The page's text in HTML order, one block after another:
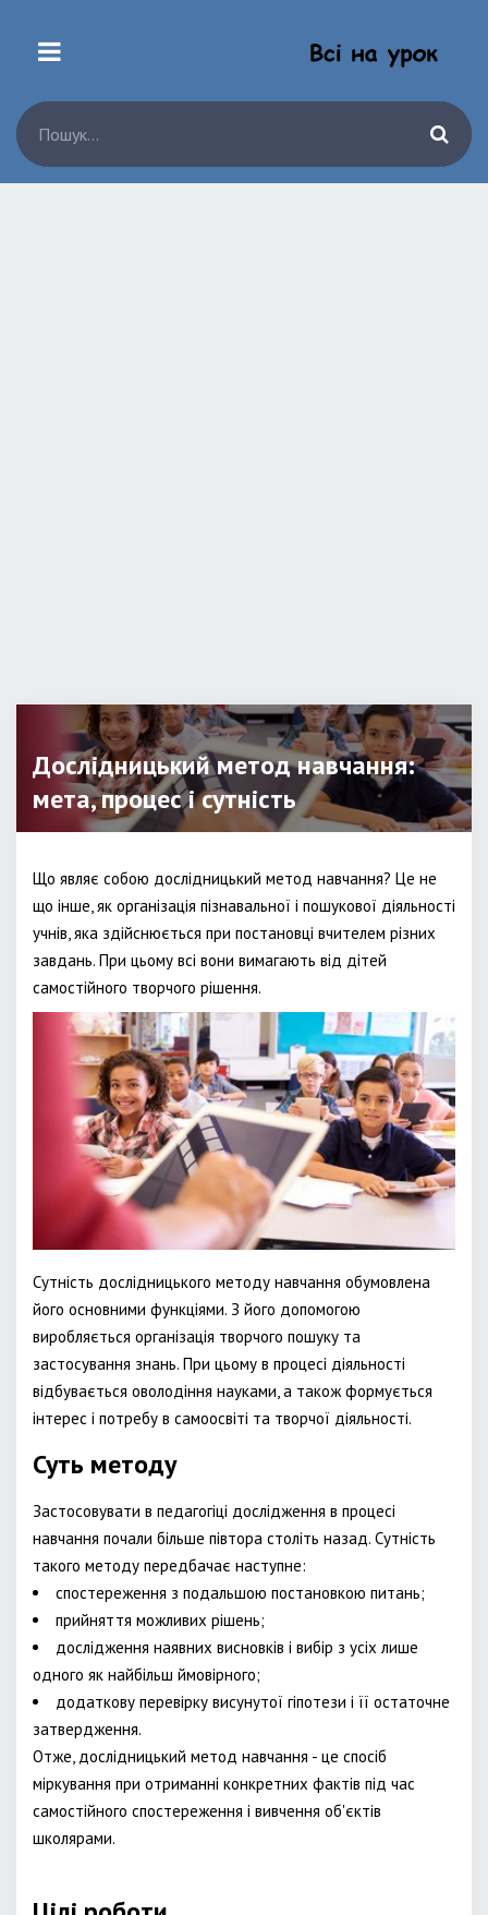
Дослідницький метод навчання:
мета, процес і сутність
Що являє собою дослідницький метод навчання? Це не
що інше, як організація пізнавальної і пошукової діяльності
учнів, яка здійснюється при постановці вчителем різних
завдань. При цьому всі вони вимагають від дітей
самостійного творчого рішення.
Сутність дослідницького методу навчання обумовлена
його основними функціями. З його допомогою
виробляється організація творчого пошуку та
застосування знань. При цьому в процесі діяльності
відбувається оволодіння науками, а також формується
інтерес і потребу в самоосвіті та творчої діяльності.
Суть методу
Застосовувати в педагогіці дослідження в процесі
навчання почали більше півтора століть назад. Сутність
такого методу передбачає наступне:
спостереження з подальшою постановкою питань;
прийняття можливих рішень;
дослідження наявних висновків і вибір з усіх лише
одного як найбільш ймовірного;
додаткову перевірку висунутої гіпотези і її остаточне
затвердження.
Отже, дослідницький метод навчання - це спосіб
міркування при отриманні конкретних фактів під час
самостійного спостереження і вивчення об'єктів
школярами.